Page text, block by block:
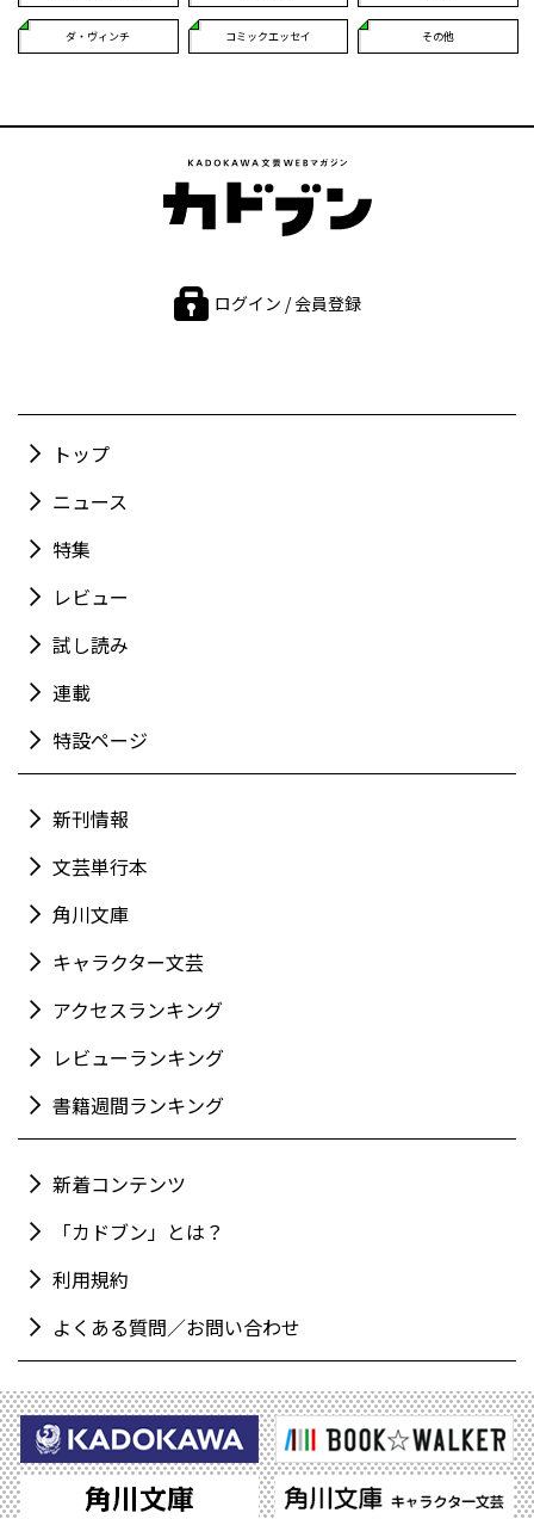
ダ・ヴィンチ コミックエッセイ その他
ログイン / 会員登録
トップ
ニュース
特集
レビュー
試し読み
連載
特設ページ
新刊情報
文芸単行本
角川文庫
キャラクター文芸
アクセスランキング
レビューランキング
書籍週間ランキング
新着コンテンツ
「カドブン」とは？
利用規約
よくある質問／お問い合わせ